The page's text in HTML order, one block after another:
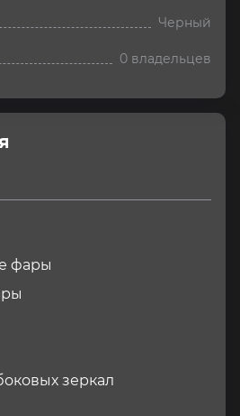
Черный
0 владельцев
фары
зеркал